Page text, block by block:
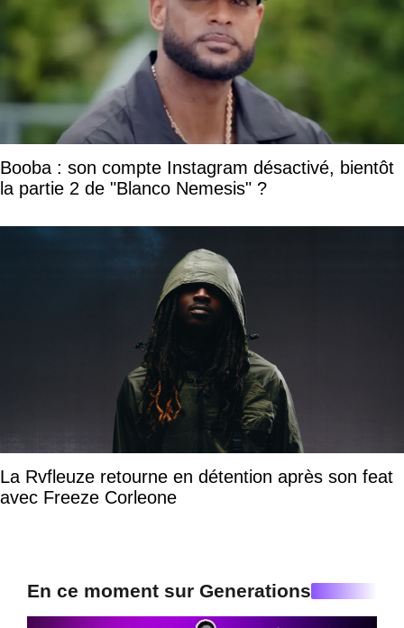
Booba : son compte Instagram désactivé, bientôt
la partie 2 de "Blanco Nemesis" ?
La Rvfleuze retourne en détention après son feat
avec Freeze Corleone
En ce moment sur Generations